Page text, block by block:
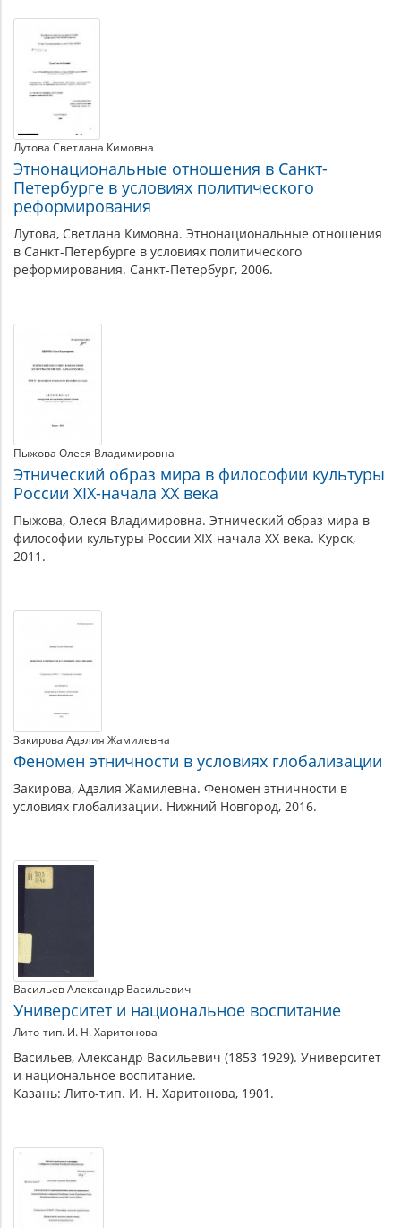
Лутова Светлана Кимовна
Этнонациональные отношения в Санкт-
Петербурге в условиях политического
реформирования
Лутова, Светлана Кимовна. Этнонациональные отношения
в Санкт-Петербурге в условиях политического
реформирования. Санкт-Петербург, 2006.
Пыжова Олеся Владимировна
Этнический образ мира в философии культуры
России XIX-начала XX века
Пыжова, Олеся Владимировна. Этнический образ мира в
философии культуры России XIX-начала XX века. Курск,
2011.
Закирова Адэлия Жамилевна
Феномен этничности в условиях глобализации
Закирова, Адэлия Жамилевна. Феномен этничности в
условиях глобализации. Нижний Новгород, 2016.
Васильев Александр Васильевич
Университет и национальное воспитание
Лито-тип. И. Н. Харитонова
Васильев, Александр Васильевич (1853-1929). Университет
и национальное воспитание.
Казань: Лито-тип. И. Н. Харитонова, 1901.